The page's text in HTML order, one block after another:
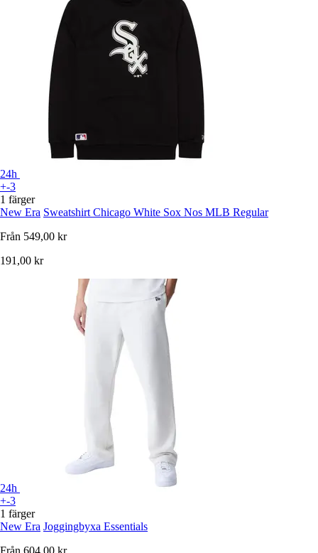
24h
+-3
1 färger
New Era Sweatshirt Chicago White Sox Nos MLB Regular
Från 549,00 kr
191,00 kr
24h
+-3
1 färger
New Era Joggingbyxa Essentials
Från 604,00 kr